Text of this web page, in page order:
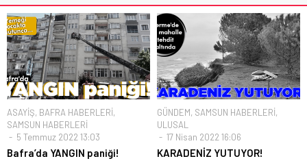
ASAYİŞ, BAFRA HABERLERİ,
SAMSUN HABERLERİ
5 Temmuz 2022 13:03
Bafra’da YANGIN paniği!
GÜNDEM, SAMSUN HABERLERİ,
ULUSAL
17 Nisan 2022 16:06
KARADENİZ YUTUYOR!